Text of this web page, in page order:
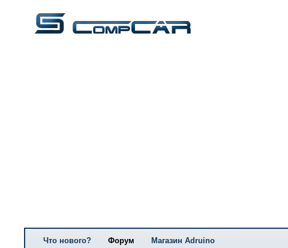
Что нового? Форум Магазин Adruino